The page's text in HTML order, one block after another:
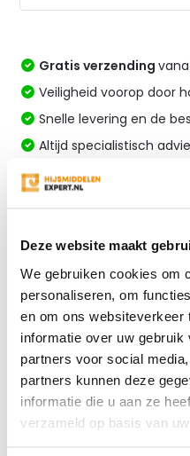
Deze website maakt
We gebruiken cookies om
personaliseren, om
en om ons websiteverkeer
informatie over uw
partners voor social
partners kunnen deze
informatie die u aan ze
verzameld op basis van
Gratis verzending
Veiligheid voorop door
Snelle levering en de
Altijd specialistisch
Vergelijk
Specificaties
Reviews
Delen